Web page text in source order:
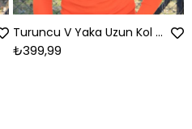
Turuncu V Yaka Uzun Kol Body
₺399,99